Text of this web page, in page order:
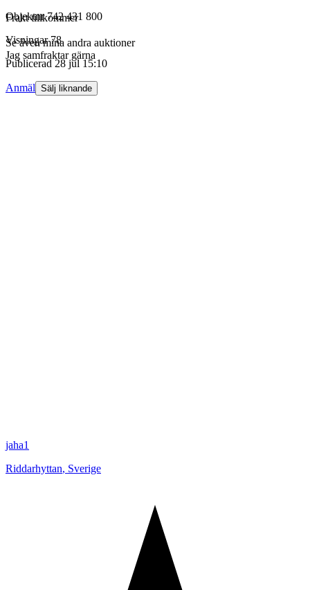
Frakt tillkommer
Se även mina andra auktioner
Jag samfraktar gärna
Objektnr 742 431 800
Visningar 78
Publicerad 28 jul 15:10
Anmäl Sälj liknande
jaha1
Riddarhyttan, Sverige